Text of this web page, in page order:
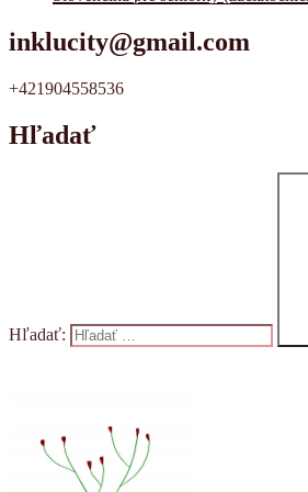
inklucity@gmail.com
+421904558536
Hľadať
Hľadať: